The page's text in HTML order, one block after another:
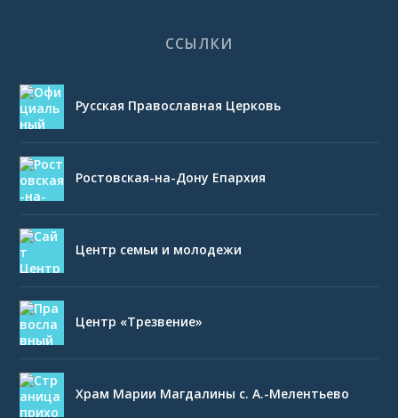
ССЫЛКИ
Русская Православная Церковь
Ростовская-на-Дону Епархия
Центр семьи и молодежи
Центр «Трезвение»
Храм Марии Магдалины с. А.-Мелентьево